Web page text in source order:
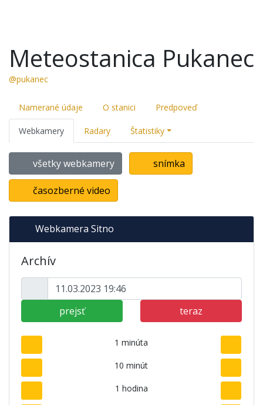
Meteostanica Pukanec
@pukanec
Namerané údaje O stanici Predpoveď
Webkamery Radary Štatistiky
všetky webkamery snímka
časozberné video
Webkamera Sitno
Archív
prejsť teraz
1 minúta
10 minút
1 hodina